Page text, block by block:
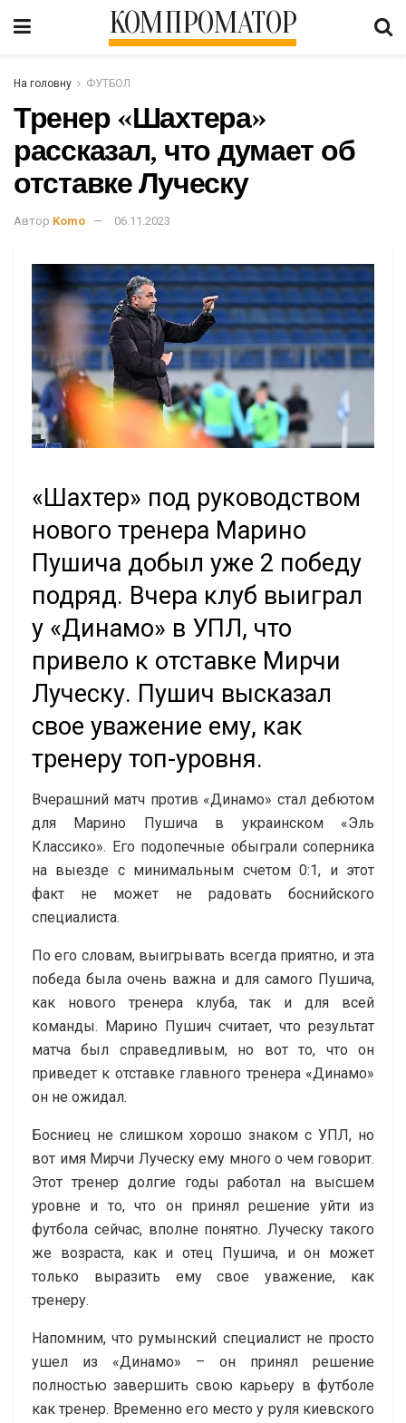
КОМПРОМАТОР
На головну ФУТБОЛ
Тренер «Шахтера»
рассказал, что думает об
отставке Луческу
Автор Komo 06.11.2023
«Шахтер» под руководством
нового тренера Марино
Пушича добыл уже 2 победу
подряд. Вчера клуб выиграл
у «Динамо» в УПЛ, что
привело к отставке Мирчи
Луческу. Пушич высказал
свое уважение ему, как
тренеру топ-уровня.
Вчерашний матч против «Динамо» стал дебютом
для Марино Пушича в украинском «Эль
Классико». Его подопечные обыграли соперника
на выезде с минимальным счетом 0:1, и этот
факт не может не радовать боснийского
специалиста.
По его словам, выигрывать всегда приятно, и эта
победа была очень важна и для самого Пушича,
как нового тренера клуба, так и для всей
команды. Марино Пушич считает, что результат
матча был справедливым, но вот то, что он
приведет к отставке главного тренера «Динамо»
он не ожидал.
Босниец не слишком хорошо знаком с УПЛ, но
вот имя Мирчи Луческу ему много о чем говорит.
Этот тренер долгие годы работал на высшем
уровне и то, что он принял решение уйти из
футбола сейчас, вполне понятно. Луческу такого
же возраста, как и отец Пушича, и он может
только выразить ему свое уважение, как
тренеру.
Напомним, что румынский специалист не просто
ушел из «Динамо» – он принял решение
полностью завершить свою карьеру в футболе
как тренер. Временно его место у руля киевского